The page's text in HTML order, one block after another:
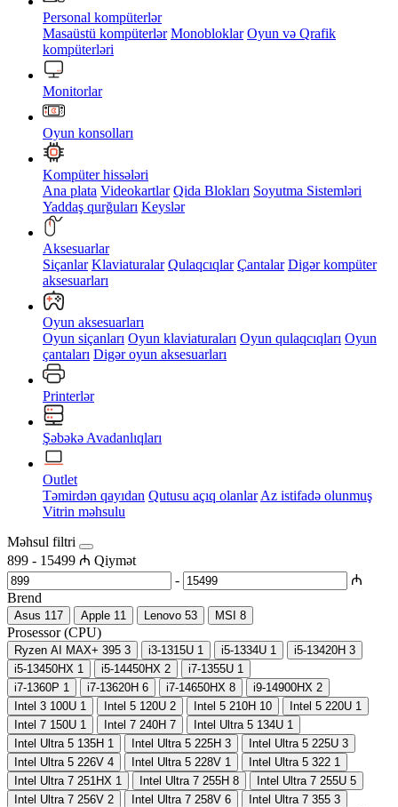
Personal kompüterlər
Masaüstü kompüterlər Monobloklar Oyun və Qrafik
kompüterləri
Monitorlar
Oyun konsolları
Kompüter hissələri
Ana plata Videokartlar Qida Blokları Soyutma Sistemləri
Yaddaş qurğuları Keyslər
Aksesuarlar
Siçanlar Klaviaturalar Qulaqcıqlar Çantalar Digər kompüter
aksesuarları
Oyun aksesuarları
Oyun siçanları Oyun klaviaturaları Oyun qulaqcıqları Oyun
çantaları Digər oyun aksesuarları
Printerlər
Şəbəkə Avadanlıqları
Outlet
Təmirdən qayıdan Qutusu açıq olanlar Az istifadə olunmuş
Vitrin məhsulu
Məhsul filtri
899 - 15499 ₼ Qiymət
-
₼
Brend
Asus 117 Apple 11 Lenovo 53 MSI 8
Prosessor (CPU)
Ryzen AI MAX+ 395 3 i3-1315U 1 i5-1334U 1 i5-13420H 3
i5-13450HX 1 i5-14450HX 2 i7-1355U 1
i7-1360P 1 i7-13620H 6 i7-14650HX 8 i9-14900HX 2
Intel 3 100U 1 Intel 5 120U 2 Intel 5 210H 10 Intel 5 220U 1
Intel 7 150U 1 Intel 7 240H 7 Intel Ultra 5 134U 1
Intel Ultra 5 135H 1 Intel Ultra 5 225H 3 Intel Ultra 5 225U 3
Intel Ultra 5 226V 4 Intel Ultra 5 228V 1 Intel Ultra 5 322 1
Intel Ultra 7 251HX 1 Intel Ultra 7 255H 8 Intel Ultra 7 255U 5
Intel Ultra 7 256V 2 Intel Ultra 7 258V 6 Intel Ultra 7 355 3